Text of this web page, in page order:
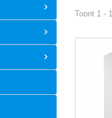
Toont 1 -